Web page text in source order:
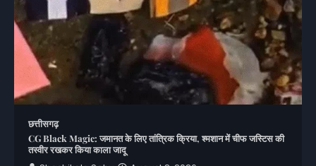
छत्तीसगढ़
CG Black Magic: जमानत के लिए तांत्रिक क्रिया, श्मशान में चीफ जस्टिस की
तस्वीर रखकर किया काला जादू